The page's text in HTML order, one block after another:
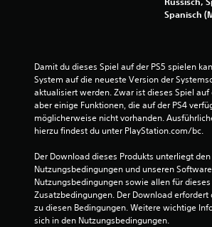
Spanisch
Damit du dieses Spiel auf der PS5 spielen
System auf die neueste Version der
aktualisiert werden. Zwar ist dieses Spiel auf
aber einige Funktionen, die auf der PS4
möglicherweise nicht vorhanden.
hierzu findest du unter PlayStation.com/bc.
Der Download dieses Produkts unterliegt
Nutzungsbedingungen und unseren
Nutzungsbedingungen sowie allen für
Zusatzbedingungen. Der Download
zu diesen Bedingungen. Weitere wichtige
sich in den Nutzungsbedingungen.